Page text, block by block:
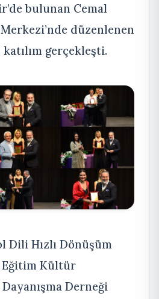
bulunan Cemal
düzenlenen
gerçekleşti.
Dili Hızlı Dönüşüm
Eğitim Kültür
Derneği